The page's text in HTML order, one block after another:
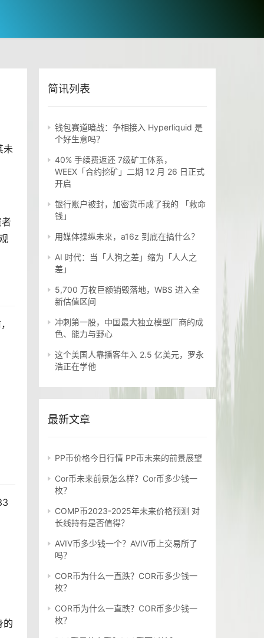
未
的
简讯列表
钱包赛道暗战：争相接入 Hyperliquid 是
个好生意吗？
40% 手续费返还 7级矿工体系，
WEEX「合约挖矿」二期 12 月 26 日正式
开启
银行账户被封，加密货币成了我的 「救命
钱」
用媒体操纵未来，a16z 到底在搞什么？
AI 时代：当「人狗之差」缩为「人人之
差」
5,700 万枚巨额销毁落地，WBS 进入全
新估值区间
冲刺第一股，中国最大独立模型厂商的成
色、能力与野心
这个美国人靠播客年入 2.5 亿美元，罗永
浩正在学他
最新文章
PP币价格今日行情 PP币未来的前景展望
Cor币未来前景怎么样？Cor币多少钱一
枚？
COMP币2023-2025年未来价格预测 对
长线持有是否值得？
AVIV币多少钱一个？AVIV币上交易所了
吗？
COR币为什么一直跌？COR币多少钱一
枚？
COR币为什么一直跌？COR币多少钱一
枚？